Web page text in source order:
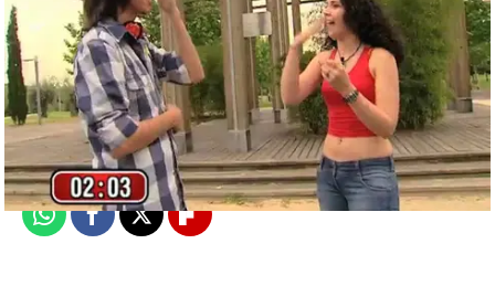
neox
Publicado:28 de julio de 2011, 14:56
WhatsappFacebook
X Flipboard